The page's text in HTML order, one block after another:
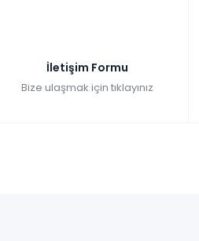
İletişim Formu
Bize ulaşmak için tıklayınız